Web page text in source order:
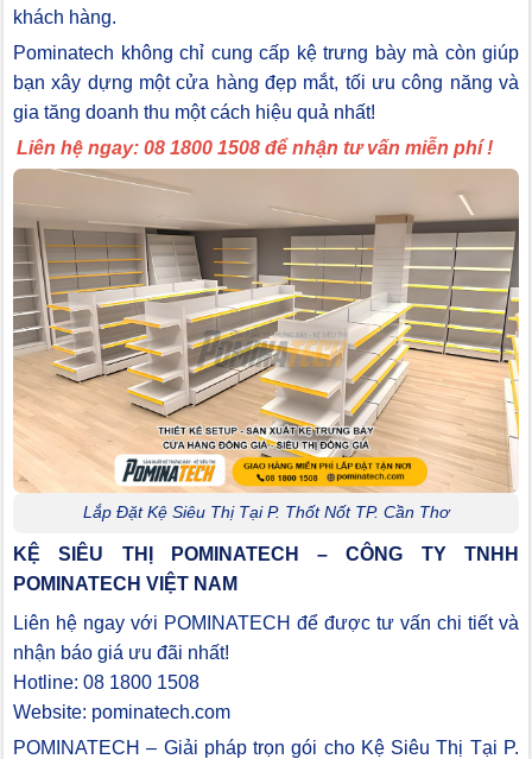
khách hàng.
Pominatech không chỉ cung cấp kệ trưng bày mà còn giúp
bạn xây dựng một cửa hàng đẹp mắt, tối ưu công năng và
gia tăng doanh thu một cách hiệu quả nhất!
Liên hệ ngay: 08 1800 1508 để nhận tư vấn miễn phí !
Lắp Đặt Kệ Siêu Thị Tại P. Thốt Nốt TP. Cần Thơ
KỆ SIÊU THỊ POMINATECH – CÔNG TY TNHH
POMINATECH VIỆT NAM
Liên hệ ngay với POMINATECH để được tư vấn chi tiết và
nhận báo giá ưu đãi nhất!
Hotline: 08 1800 1508
Website: pominatech.com
POMINATECH – Giải pháp trọn gói cho Kệ Siêu Thị Tại P.